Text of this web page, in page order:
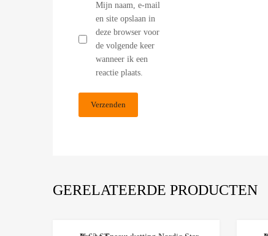
Mijn naam, e-mail
en site opslaan in
deze browser voor
de volgende keer
wanneer ik een
reactie plaats.
GERELATEERDE PRODUCTEN